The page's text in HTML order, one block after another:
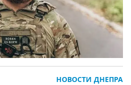
НОВОСТИ ДНЕПРА